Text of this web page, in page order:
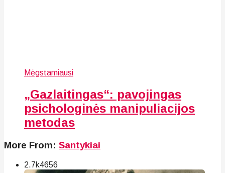
Mėgstamiausi
„Gazlaitingas“: pavojingas
psichologinės manipuliacijos
metodas
More From: Santykiai
2.7k4656